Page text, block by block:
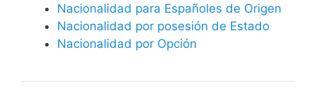
Nacionalidad para Españoles de Origen
Nacionalidad por posesión de Estado
Nacionalidad por Opción